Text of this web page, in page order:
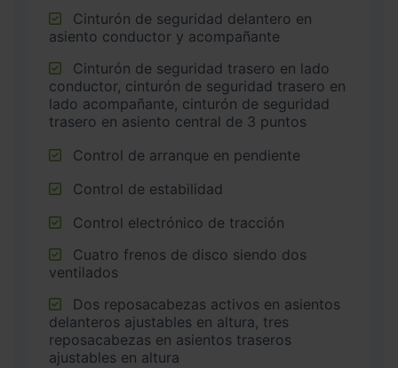
asiento conductor y acompañante
conductor, cinturón de seguridad trasero en
lado acompañante, cinturón de seguridad
trasero en asiento central de 3 puntos
Control de arranque en pendiente
Control de estabilidad
Control electrónico de tracción
ventilados
delanteros ajustables en altura, tres
reposacabezas en asientos traseros
ajustables en altura